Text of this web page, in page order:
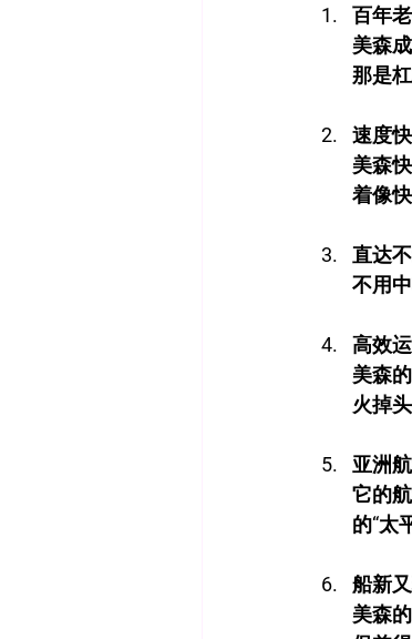
百年
美森
那是杠
速度
美森
着像
直达
不用
高效
美森
火掉
亚洲
它的
的“太
船新
美森